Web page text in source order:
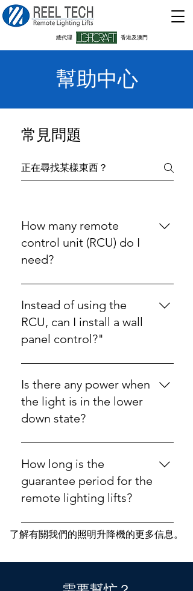
​總代理 香港及澳門
幫助中心
常見問題
How many remote
control unit (RCU) do I
need?
Each RCU can control up to
1,000,000 lifters. However, we
recommend having 2 remotes for
each project, one for operation
and the other one for spare.
Instead of using the
RCU, can I install a wall
panel control?"
Apart from wireless RCU, Reel
Tech Lifter can also be controlled
by wired dry contact. You can
install a wall panel to control the
lifter(s).
Is there any power when
the light is in the lower
down state?
Apart from the Link Type models,
power for the light is cut before
lower down.
How long is the
guarantee period for the
remote lighting lifts?
2 Years
​了解有關我們的照明升降機的更多信息。